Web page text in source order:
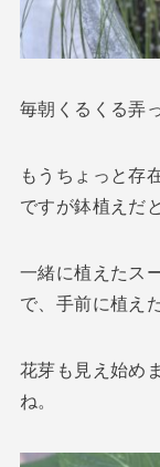
毎朝くるくる弄
もうちょっと存
ですが鉢植えだ
一緒に植えたス
で、手前に植え
花芽も見え始め
ね。